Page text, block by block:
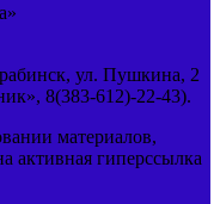
ул. Пушкина, 2
8(383-612)-22-43).
материалов,
активная гиперссылка